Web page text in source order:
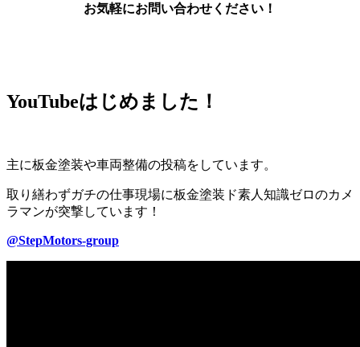
お気軽にお問い合わせください！
YouTubeはじめました！
主に板金塗装や車両整備の投稿をしています。
取り繕わずガチの仕事現場に板金塗装ド素人知識ゼロのカメ
ラマンが突撃しています！
@StepMotors-group